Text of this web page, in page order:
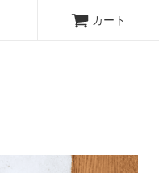
カート